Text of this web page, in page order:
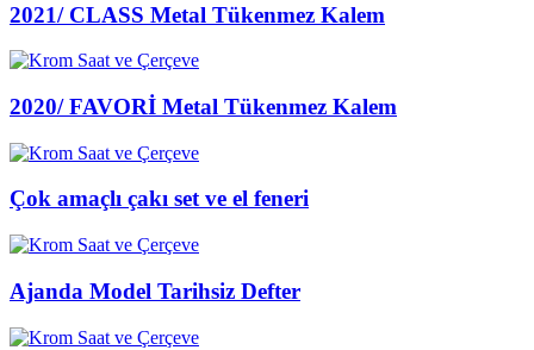
2021/ CLASS Metal Tükenmez Kalem
2020/ FAVORİ Metal Tükenmez Kalem
Çok amaçlı çakı set ve el feneri
Ajanda Model Tarihsiz Defter